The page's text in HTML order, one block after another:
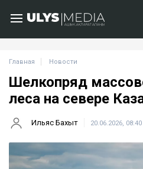
Главная Новости
Шелкопряд
леса на севере
Ильяс Бахыт 20.06.2026, 08:40